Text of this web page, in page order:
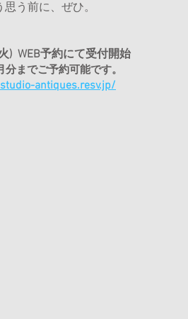
思う前に、ぜひ。
)  WEB予約にて受付開始
分までご予約可能です。
antiques.resv.jp/